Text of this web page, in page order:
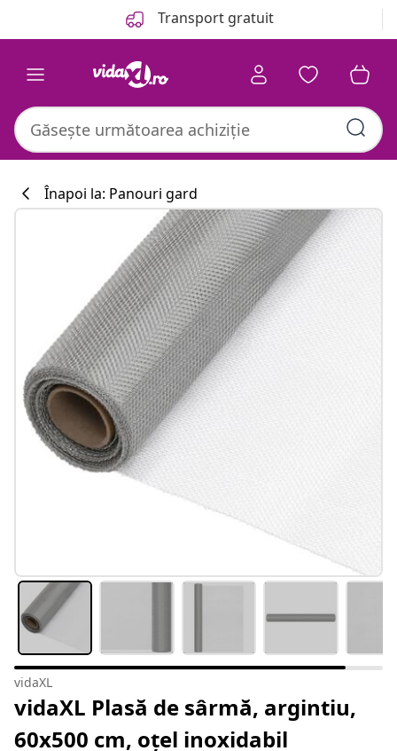
Transport gratuit
Înapoi la: Panouri gard
vidaXL
vidaXL Plasă de sârmă, argintiu,
60x500 cm, oțel inoxidabil